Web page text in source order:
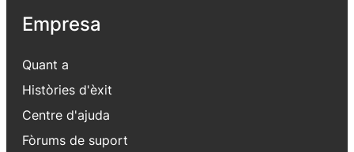
Empresa
Quant a
Històries d'èxit
Centre d'ajuda
Fòrums de suport